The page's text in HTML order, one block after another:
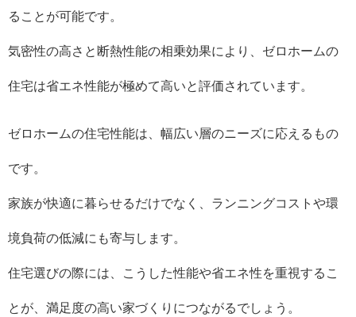
ることが可能です。
気密性の高さと断熱性能の相乗効果により、ゼロホームの
住宅は省エネ性能が極めて高いと評価されています。
ゼロホームの住宅性能は、幅広い層のニーズに応えるもの
です。
家族が快適に暮らせるだけでなく、ランニングコストや環
境負荷の低減にも寄与します。
住宅選びの際には、こうした性能や省エネ性を重視するこ
とが、満足度の高い家づくりにつながるでしょう。